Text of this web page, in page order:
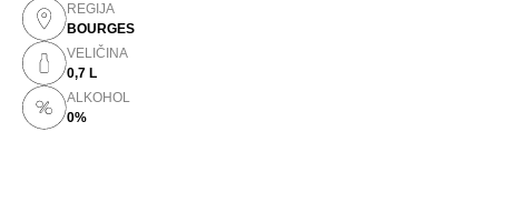
REGIJA
BOURGES
VELIČINA
0,7 L
ALKOHOL
0%